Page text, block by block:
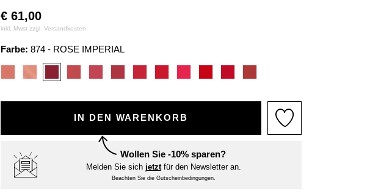
€ 61,00
inkl. Mwst zzgl. Versandkosten
Farbe: 874 - ROSE IMPERIAL
IN DEN WARENKORB
Wollen Sie -10% sparen?
Melden Sie sich jetztfür den Newsletter an.
Beachten Sie die Gutscheinbedingungen.